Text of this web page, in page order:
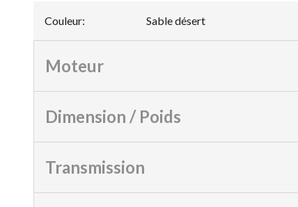
Couleur: Sable désert
Moteur
Dimension / Poids
Transmission